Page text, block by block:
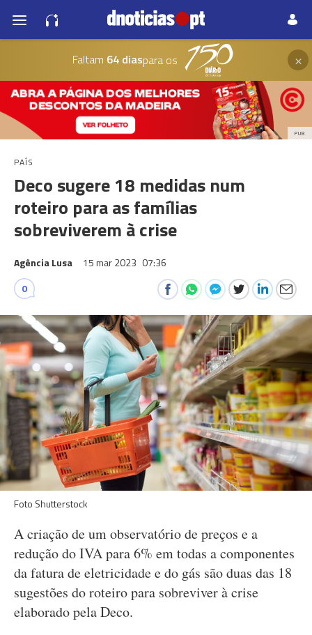
Faltam 64 diaspara os ×
PUB
PAÍS
Deco sugere 18 medidas num
roteiro para as famílias
sobreviverem à crise
Agência Lusa 15 mar 2023 07:36
0
Foto Shutterstock
A criação de um observatório de preços e a
redução do IVA para 6% em todas a componentes
da fatura de eletricidade e do gás são duas das 18
sugestões do roteiro para sobreviver à crise
elaborado pela Deco.